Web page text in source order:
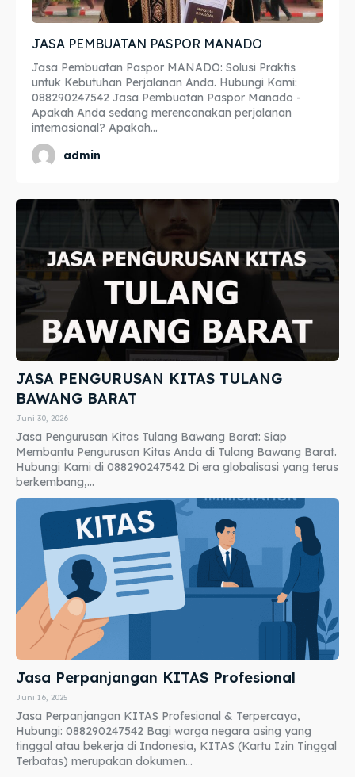
Asuransi
Blog
Asuransi
Blog
JASA PEMBUATAN PASPOR MANADO
Jasa Pembuatan Paspor MANADO: Solusi Praktis
untuk Kebutuhan Perjalanan Anda. Hubungi Kami:
088290247542 Jasa Pembuatan Paspor Manado -
Apakah Anda sedang merencanakan perjalanan
internasional? Apakah...
admin
JASA PENGURUSAN KITAS TULANG
BAWANG BARAT
Juni 30, 2026
Jasa Pengurusan Kitas Tulang Bawang Barat: Siap
Membantu Pengurusan Kitas Anda di Tulang Bawang Barat.
Hubungi Kami di 088290247542 Di era globalisasi yang terus
berkembang,...
Jasa Perpanjangan KITAS Profesional
Juni 16, 2025
Jasa Perpanjangan KITAS Profesional & Terpercaya,
Hubungi: 088290247542 Bagi warga negara asing yang
tinggal atau bekerja di Indonesia, KITAS (Kartu Izin Tinggal
Terbatas) merupakan dokumen...